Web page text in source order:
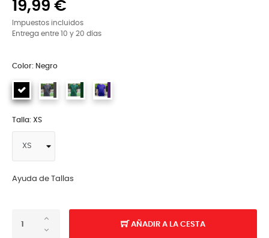
19,99 €
Impuestos incluidos
Entrega entre 10 y 20 días
Color: Negro
Talla: XS
Ayuda de Tallas
AÑADIR A LA CESTA